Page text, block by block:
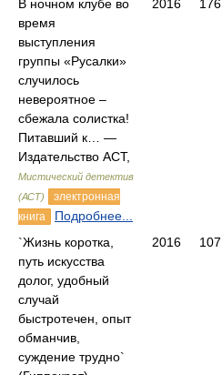
В ночном клубе во
время
выступления
группы «Русалки»
случилось
невероятное –
сбежала солистка!
Питавший к… —
Издательство АСТ,
Мистический детектив
(АСТ)
электронная
книга
Подробнее...
2016 176
`Жизнь коротка,
путь искусства
долог, удобный
случай
быстротечен, опыт
обманчив,
суждение трудно`
2016 107